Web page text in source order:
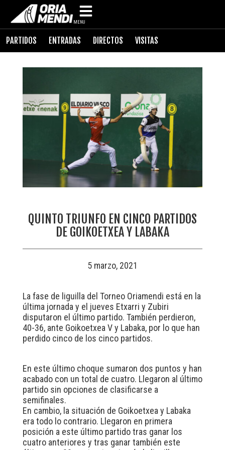
MENU
PARTIDOS ENTRADAS DIRECTOS VISITAS
QUINTO TRIUNFO EN CINCO PARTIDOS
DE GOIKOETXEA Y LABAKA
5 marzo, 2021
La fase de liguilla del Torneo Oriamendi está en la
última jornada y el jueves Etxarri y Zubiri
disputaron el último partido. También perdieron,
40-36, ante Goikoetxea V y Labaka, por lo que han
perdido cinco de los cinco partidos.
En este último choque sumaron dos puntos y han
acabado con un total de cuatro. Llegaron al último
partido sin opciones de clasificarse a
semifinales.
En cambio, la situación de Goikoetxea y Labaka
era todo lo contrario. Llegaron en primera
posición a este último partido tras ganar los
cuatro anteriores y tras ganar también este